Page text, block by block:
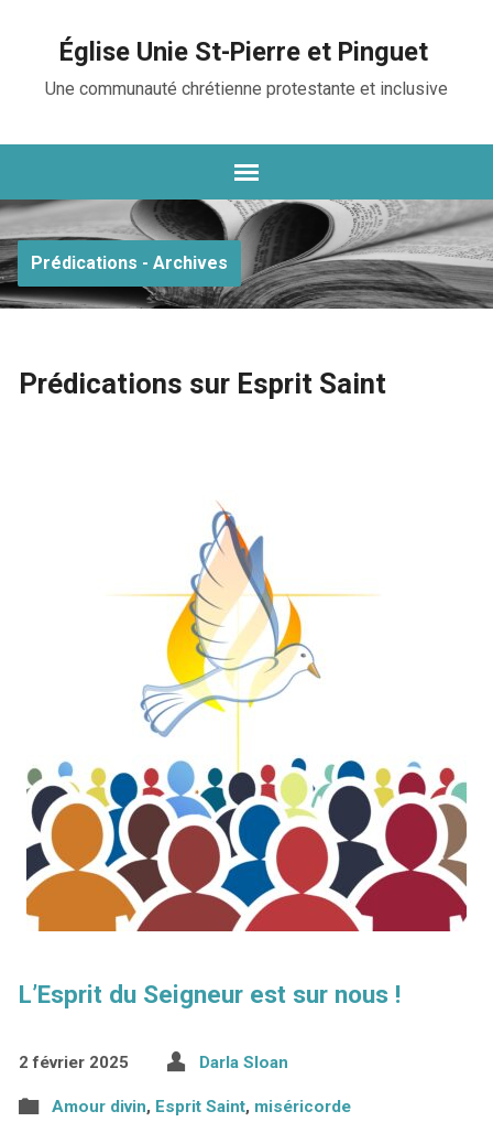
Église Unie St-Pierre et Pinguet
Une communauté chrétienne protestante et inclusive
Prédications - Archives
Prédications sur Esprit Saint
L’Esprit du Seigneur est sur nous !
2 février 2025 Darla Sloan
Amour divin, Esprit Saint, miséricorde